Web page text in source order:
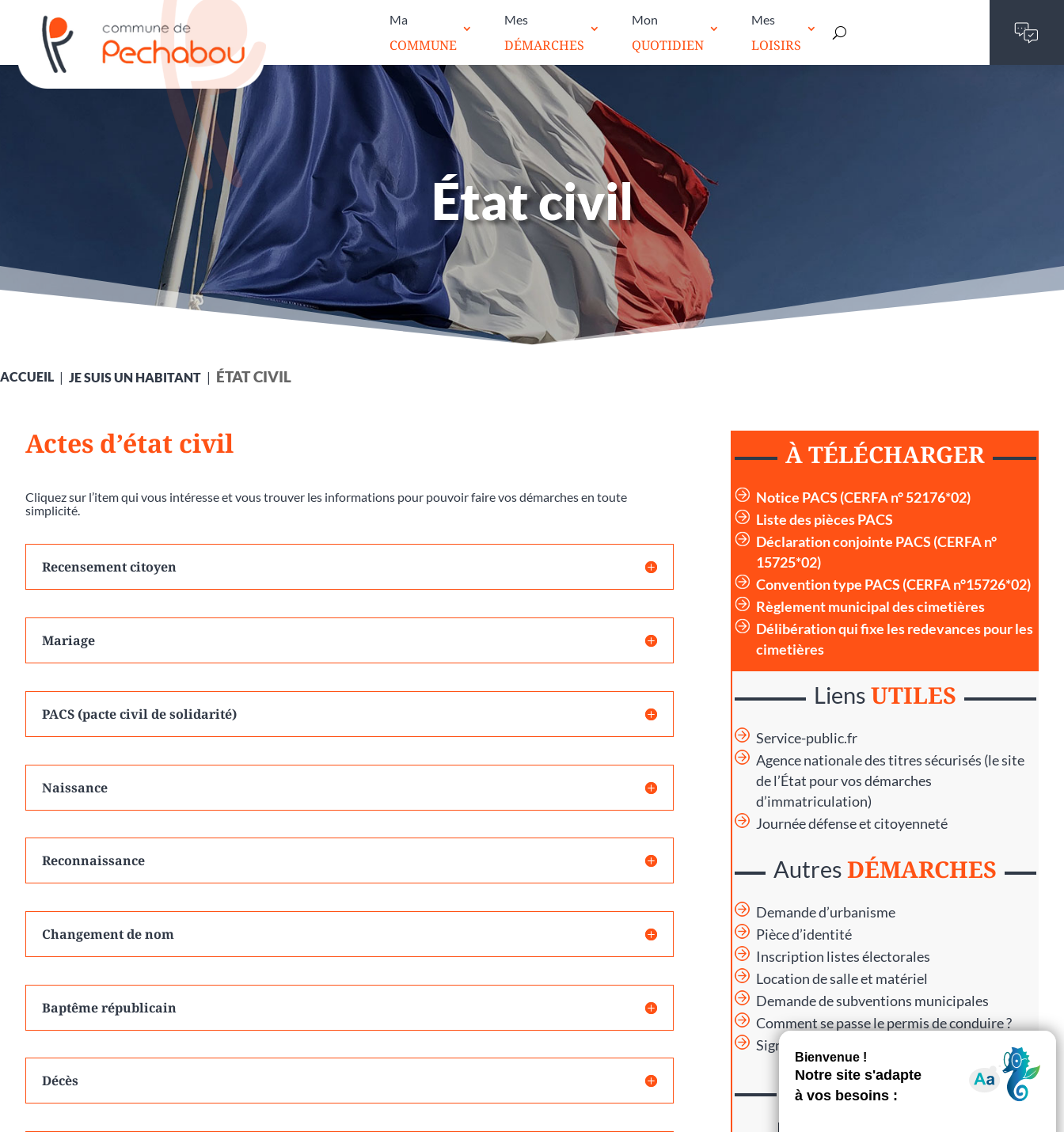
Ma
COMMUNE
Mes
DÉMARCHES
Mon
QUOTIDIEN
Mes
LOISIRS
État civil
ACCUEIL JE SUIS UN HABITANT ÉTAT CIVIL
Actes d’état civil
Cliquez sur l’item qui vous intéresse et vous trouver les informations pour pouvoir faire vos démarches en toute
simplicité.
Recensement citoyen
Mariage
PACS (pacte civil de solidarité)
Naissance
Reconnaissance
Changement de nom
Baptême républicain
Décès
À TÉLÉCHARGER
Notice PACS (CERFA n° 52176*02)
Liste des pièces PACS
Déclaration conjointe PACS (CERFA n°
15725*02)
Convention type PACS (CERFA n°15726*02)
Règlement municipal des cimetières
Délibération qui fixe les redevances pour les
cimetières
LiensUTILES
Service-public.fr
Agence nationale des titres sécurisés (le site
de l’État pour vos démarches
d’immatriculation)
Journée défense et citoyenneté
AutresDÉMARCHES
Demande d’urbanisme
Pièce d’identité
Inscription listes électorales
Location de salle et matériel
Demande de subventions municipales
Comment se passe le permis de conduire ?
Signaler un problème
NousCONTACTER